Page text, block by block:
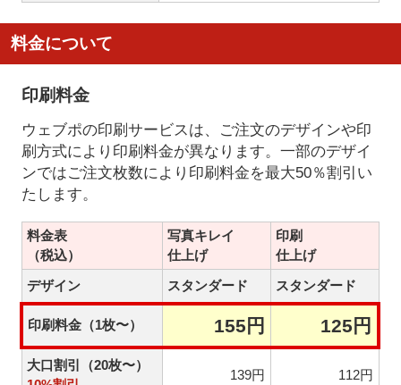
料金について
印刷料金
ウェブポの印刷サービスは、ご注文のデザインや印
刷方式により印刷料金が異なります。一部のデザイ
ンではご注文枚数により印刷料金を最大50％割引い
たします。
料金表
（税込）
写真キレイ
仕上げ
印刷
仕上げ
デザイン
スタンダード スタンダード
印刷料金（1枚〜） 155円 125円
大口割引（20枚〜）
139円 112円